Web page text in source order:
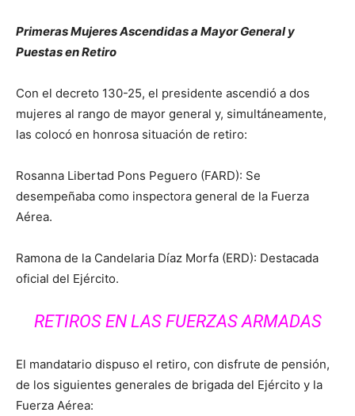
Primeras Mujeres Ascendidas a Mayor General y
Puestas en Retiro
Con el decreto 130-25, el presidente ascendió a dos
mujeres al rango de mayor general y, simultáneamente,
las colocó en honrosa situación de retiro:
Rosanna Libertad Pons Peguero (FARD): Se
desempeñaba como inspectora general de la Fuerza
Aérea.
Ramona de la Candelaria Díaz Morfa (ERD): Destacada
oficial del Ejército.
RETIROS EN LAS FUERZAS ARMADAS
El mandatario dispuso el retiro, con disfrute de pensión,
de los siguientes generales de brigada del Ejército y la
Fuerza Aérea: